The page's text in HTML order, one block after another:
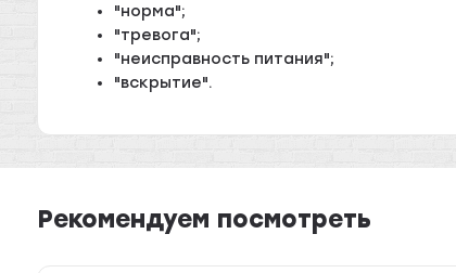
"норма";
"тревога";
"неисправность питания";
"вскрытие".
Рекомендуем посмотреть